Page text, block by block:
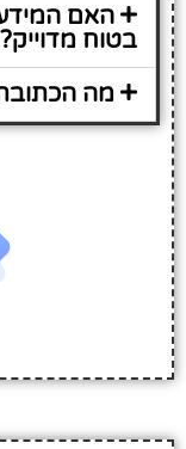
האם המידע
בטוח מדוייק?
מה הכתובת